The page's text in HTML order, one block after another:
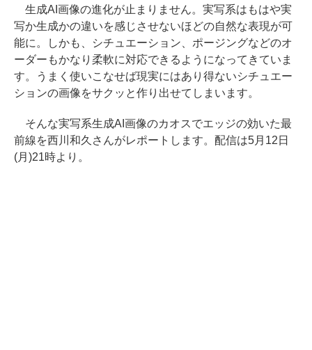
生成AI画像の進化が止まりません。実写系はもはや実
写か生成かの違いを感じさせないほどの自然な表現が可
能に。しかも、シチュエーション、ポージングなどのオ
ーダーもかなり柔軟に対応できるようになってきていま
す。うまく使いこなせば現実にはあり得ないシチュエー
ションの画像をサクッと作り出せてしまいます。
そんな実写系生成AI画像のカオスでエッジの効いた最
前線を西川和久さんがレポートします。配信は5月12日
(月)21時より。